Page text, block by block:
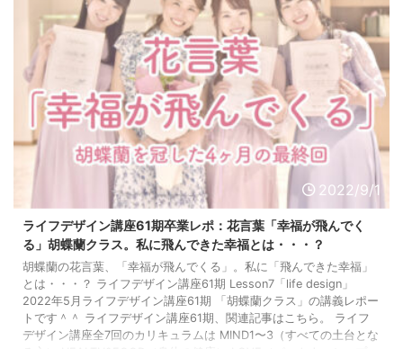
2022/9/1
ライフデザイン講座61期卒業レポ：花言葉「幸福が飛んでく
る」胡蝶蘭クラス。私に飛んできた幸福とは・・・？
胡蝶蘭の花言葉、「幸福が飛んでくる」。私に「飛んできた幸福」
とは・・・？ ライフデザイン講座61期 Lesson7「life design」
2022年5月ライフデザイン講座61期 「胡蝶蘭クラス」の講義レポー
トです＾＾ ライフデザイン講座61期、関連記事はこちら。 ライフ
デザイン講座全7回のカリキュラムは MIND1〜3（すべての土台とな